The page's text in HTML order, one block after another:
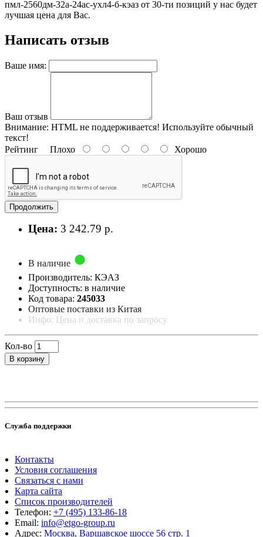
пмл-2560дм-32а-24ac-ухл4-б-кэаз от 30-ти позиций у нас будет
лучшая цена для Вас.
Написать отзыв
Ваше имя:
Ваш отзыв
Внимание: HTML не поддерживается! Используйте обычный
текст!
Рейтинг Плохо Хорошо
Продолжить
Цена: 3 242.79 р.
В наличие
Производитель: КЭАЗ
Доступность: в наличие
Код товара: 245033
Оптовые поставки из Китая
Инфо: Цена и доставка по запросу
Кол-во
В корзину
Служба поддержки
Контакты
Условия соглашения
Связаться с нами
Карта сайта
Список производителей
Телефон: +7 (495) 133-86-18
Email: info@etgo-group.ru
Адрес: Москва, Варшавское шоссе 56 стр. 1